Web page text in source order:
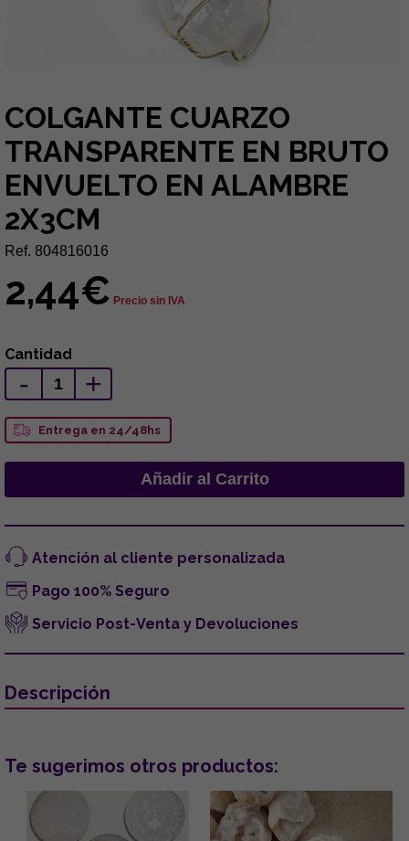
COLGANTE CUARZO
TRANSPARENTE EN BRUTO
ENVUELTO EN ALAMBRE
2X3CM
Ref. 804816016
2,44€ Precio sin IVA
Cantidad
- +
Entrega en 24/48hs
Atención al cliente personalizada
Pago 100% Seguro
Servicio Post-Venta y Devoluciones
Descripción
Te sugerimos otros productos: